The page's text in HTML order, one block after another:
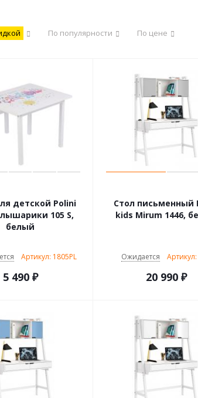
По популярности По цене
детской Polini
105 S,
белый
Артикул: 1805PL
5 490₽
Стол письменный
kids Mirum 1446,
Ожидается
20 990₽